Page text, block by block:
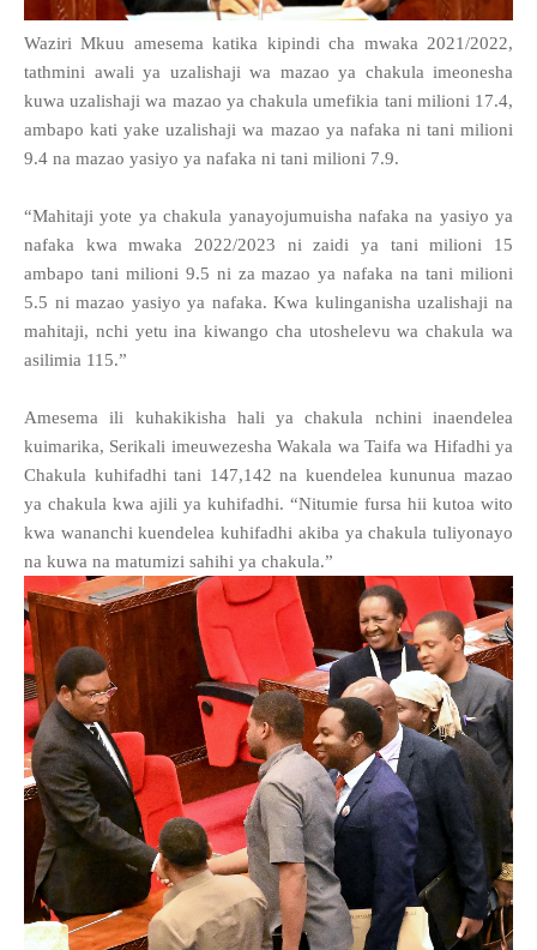
Waziri Mkuu amesema katika kipindi cha mwaka 2021/2022,
tathmini awali ya uzalishaji wa mazao ya chakula imeonesha
kuwa uzalishaji wa mazao ya chakula umefikia tani milioni 17.4,
ambapo kati yake uzalishaji wa mazao ya nafaka ni tani milioni
9.4 na mazao yasiyo ya nafaka ni tani milioni 7.9.
“Mahitaji yote ya chakula yanayojumuisha nafaka na yasiyo ya
nafaka kwa mwaka 2022/2023 ni zaidi ya tani milioni 15
ambapo tani milioni 9.5 ni za mazao ya nafaka na tani milioni
5.5 ni mazao yasiyo ya nafaka. Kwa kulinganisha uzalishaji na
mahitaji, nchi yetu ina kiwango cha utoshelevu wa chakula wa
asilimia 115.”
Amesema ili kuhakikisha hali ya chakula nchini inaendelea
kuimarika, Serikali imeuwezesha Wakala wa Taifa wa Hifadhi ya
Chakula kuhifadhi tani 147,142 na kuendelea kununua mazao
ya chakula kwa ajili ya kuhifadhi. “Nitumie fursa hii kutoa wito
kwa wananchi kuendelea kuhifadhi akiba ya chakula tuliyonayo
na kuwa na matumizi sahihi ya chakula.”